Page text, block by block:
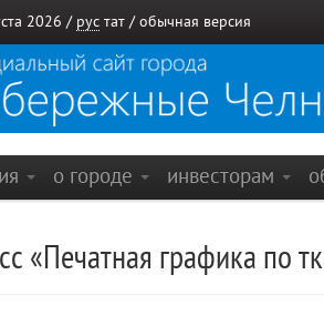
2026 / рус тат / обычная версия
о городе инвесторам
«Печатная графика по